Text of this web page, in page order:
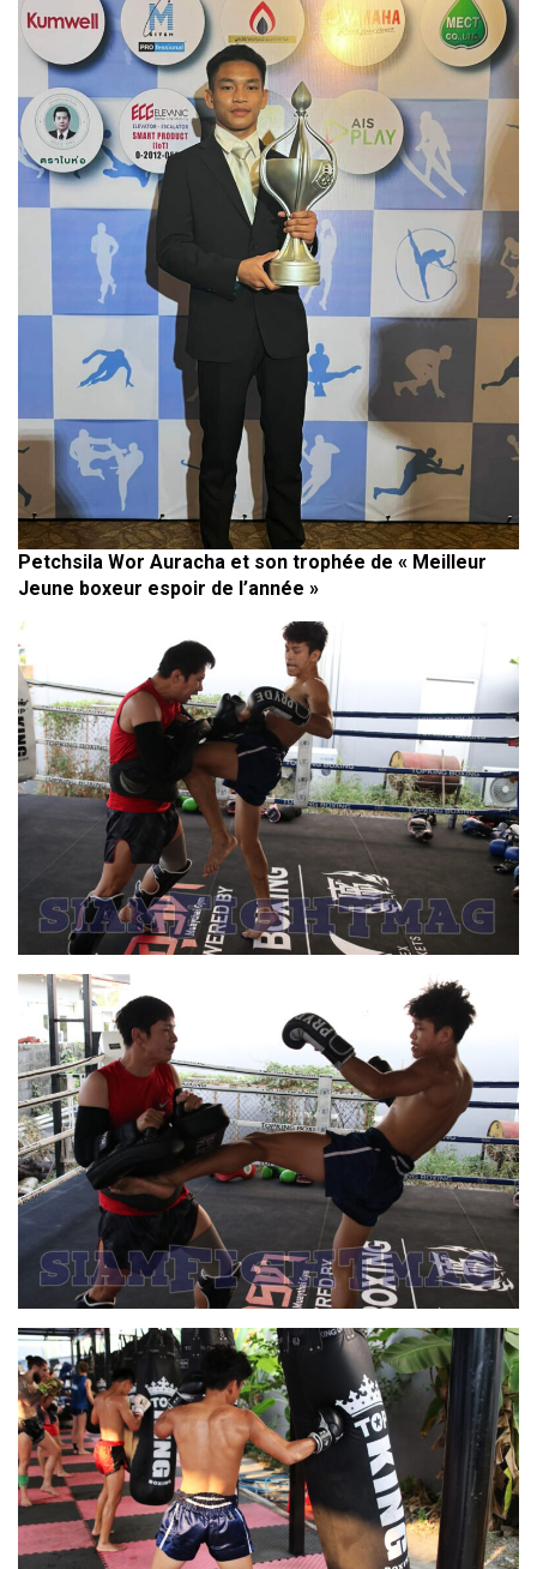
Petchsila Wor Auracha et son trophée de « Meilleur
Jeune boxeur espoir de l’année »